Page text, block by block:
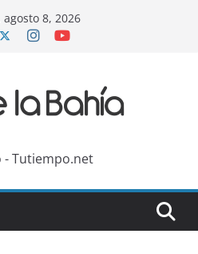
8, 2026
- Tutiempo.net